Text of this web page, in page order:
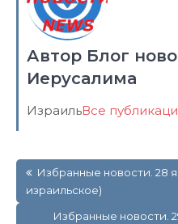
Автор Блог
Иерусалима
ИзраильВсе
по
записям
Избранные новости. 28
израильское)
Избранные новости.